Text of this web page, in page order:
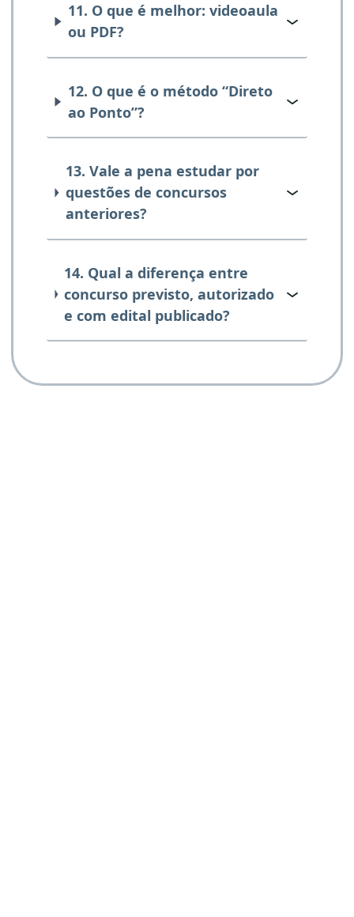
11. O que é melhor: videoaula
ou PDF?
12. O que é o método “Direto
ao Ponto”?
13. Vale a pena estudar por
questões de concursos
anteriores?
14. Qual a diferença entre
concurso previsto, autorizado
e com edital publicado?